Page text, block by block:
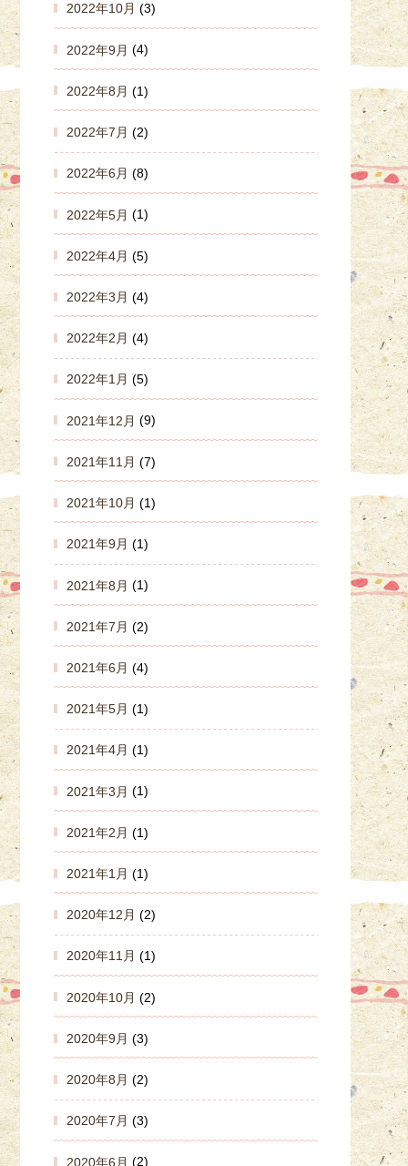
2022年10月 (3)
2022年9月 (4)
2022年8月 (1)
2022年7月 (2)
2022年6月 (8)
2022年5月 (1)
2022年4月 (5)
2022年3月 (4)
2022年2月 (4)
2022年1月 (5)
2021年12月 (9)
2021年11月 (7)
2021年10月 (1)
2021年9月 (1)
2021年8月 (1)
2021年7月 (2)
2021年6月 (4)
2021年5月 (1)
2021年4月 (1)
2021年3月 (1)
2021年2月 (1)
2021年1月 (1)
2020年12月 (2)
2020年11月 (1)
2020年10月 (2)
2020年9月 (3)
2020年8月 (2)
2020年7月 (3)
2020年6月 (2)